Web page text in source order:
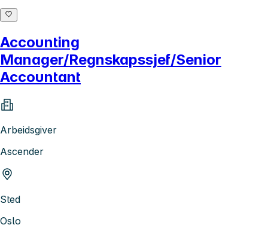
Accounting
Manager/Regnskapssjef/Senior
Accountant
Arbeidsgiver
Ascender
Sted
Oslo